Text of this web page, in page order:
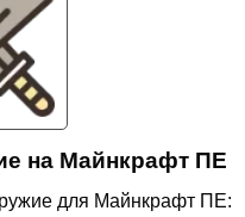
на Майнкрафт ПЕ
для Майнкрафт ПЕ: